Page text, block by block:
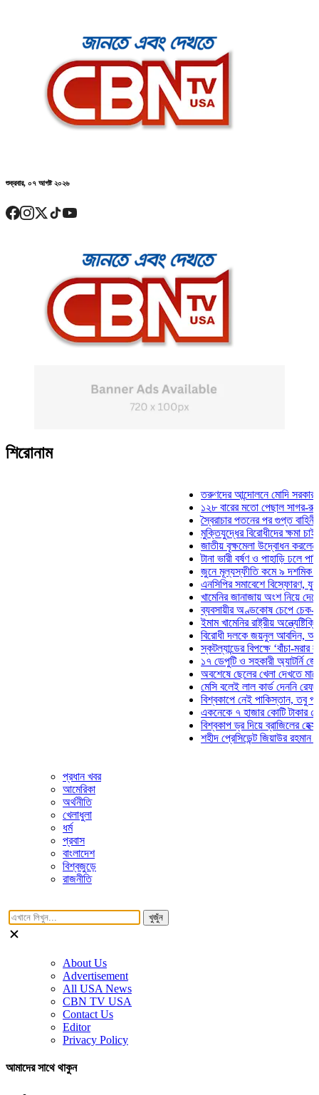
শুক্রবার, ০৭ আগষ্ট ২০২৬
শিরোনাম
তরুণদের আন্দোলনে মোদি সরকার দুর্বল
১২৮ বারের মতো পেছাল সাগর-রুনি
স্বৈরাচার পতনের পর গুপ্ত বাহিনীর
মুক্তিযুদ্ধের বিরোধীদের ক্ষমা চাইতে
জাতীয় বৃক্ষমেলা উদ্বোধন করলেন
টানা ভারী বর্ষণ ও পাহাড়ি ঢলে পানিবন্দি
জুনে মূল্যস্ফীতি কমে ৯ দশমিক ১৬
এনসিপির সমাবেশে বিস্ফোরণ,
খামেনির জানাজায় অংশ নিয়ে দেশে
ব্যবসায়ীর অণ্ডকোষ চেপে চেক-
ইমাম খামেনির রাষ্ট্রীয়
বিরোধী দলকে জয়নুল আবদিন, আপনারা
স্কটল্যান্ডের বিপক্ষে ‘বাঁচা-মরার
১৭ ডেপুটি ও সহকারী অ্যাটর্নি
অবশেষে ছেলের খেলা দেখতে মাঠে
মেসি বলেই লাল কার্ড দেননি রেফারি!
বিশ্বকাপে নেই পাকিস্তান, তবু
একনেকে ৭ হাজার কোটি টাকার ৫
বিশ্বকাপ ড্র দিয়ে ব্রাজিলের হেক্সা
শহীদ প্রেসিডেন্ট জিয়াউর রহমান
প্রধান খবর
আমেরিকা
অর্থনীতি
খেলাধুলা
ধর্ম
প্রবাস
বাংলাদেশ
বিশ্বজুড়ে
রাজনীতি
খুজুঁন
About Us
Advertisement
All USA News
CBN TV USA
Contact Us
Editor
Privacy Policy
আমাদের সাথে থাকুন